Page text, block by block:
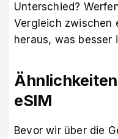
Unterschied?
Vergleich zwischen
heraus, was besser
eSIM
Bevor wir über die